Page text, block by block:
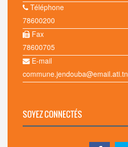
Téléphone
78600200
Fax
78600705
E-mail
commune.jendouba@email.ati.tn
SOYEZ CONNECTÉS